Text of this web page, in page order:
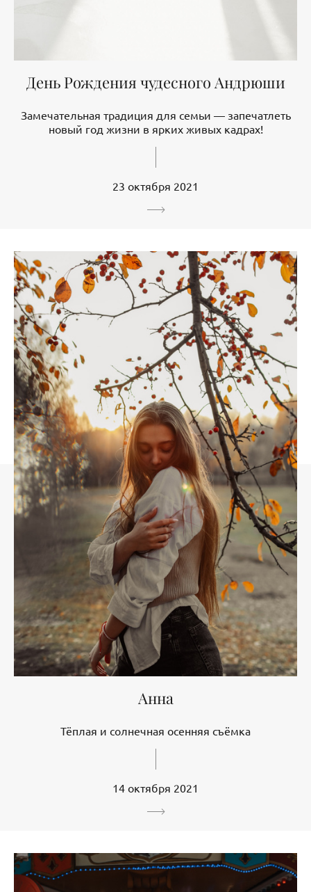
День Рождения чудесного Андрюши
Замечательная традиция для семьи — запечатлеть
новый год жизни в ярких живых кадрах!
23 октября 2021
Анна
Тёплая и солнечная осенняя съёмка
14 октября 2021